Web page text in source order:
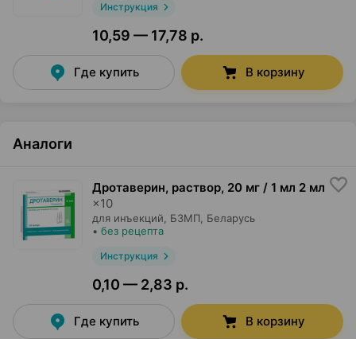
Инструкция
10,59 — 17,78 р.
Где купить В корзину
Аналоги
Дротаверин, раствор, 20 мг / 1 мл 2 мл
×10
для инъекций, БЗМП , Беларусь
• без рецепта
Инструкция
0,10 — 2,83 р.
Где купить В корзину